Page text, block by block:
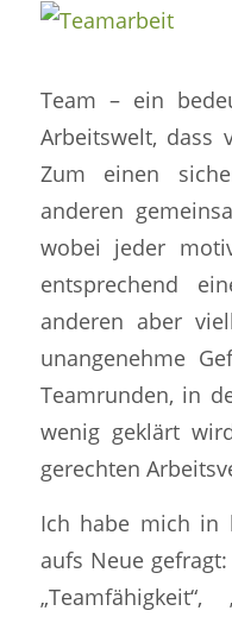
Team – ein
Arbeitswelt, dass
Zum einen
anderen
wobei jeder
entsprechend
anderen aber
unangenehme
Teamrunden, in
wenig geklärt
gerechten
Ich habe mich in
aufs Neue